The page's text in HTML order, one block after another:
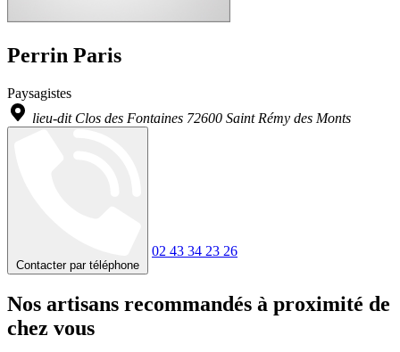
Perrin Paris
Paysagistes
lieu-dit Clos des Fontaines 72600 Saint Rémy des Monts
Contacter par téléphone
02 43 34 23 26
Nos artisans recommandés à proximité de
chez vous